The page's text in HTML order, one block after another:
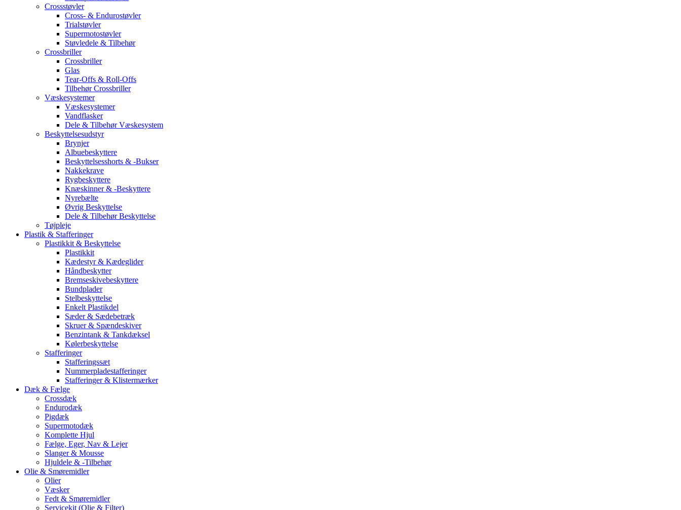
Crossstøvler
Cross- & Endurostøvler
Trialstøvler
Supermotostøvler
Støvledele & Tilbehør
Crossbriller
Crossbriller
Glas
Tear-Offs & Roll-Offs
Tilbehør Crossbriller
Væskesystemer
Væskesystemer
Vandflasker
Dele & Tilbehør Væskesystem
Beskyttelsesudstyr
Brynjer
Albuebeskyttere
Beskyttelsesshorts & -Bukser
Nakkekrave
Rygbeskyttere
Knæskinner & -Beskyttere
Nyrebælte
Øvrig Beskyttelse
Dele & Tilbehør Beskyttelse
Tøjpleje
Plastik & Stafferinger
Plastikkit & Beskyttelse
Plastikkit
Kædestyr & Kædeglider
Håndbeskytter
Bremseskivebeskyttere
Bundplader
Stelbeskyttelse
Enkelt Plastikdel
Sæder & Sædebetræk
Skruer & Spændeskiver
Benzintank & Tankdæksel
Kølerbeskyttelse
Stafferinger
Stafferingssæt
Nummerpladestafferinger
Stafferinger & Klistermærker
Dæk & Fælge
Crossdæk
Endurodæk
Pigdæk
Supermotodæk
Komplette Hjul
Fælge, Eger, Nav & Lejer
Slanger & Mousse
Hjuldele & -Tilbehør
Olie & Smøremidler
Olier
Væsker
Fedt & Smøremidler
Servicekit (Olie & Filter)